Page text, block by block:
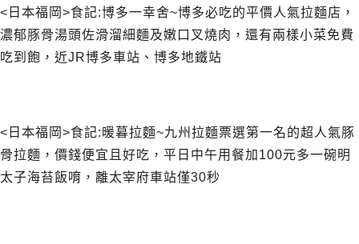
<日本福岡>食記:博多一幸舍~博多必吃的平價人氣拉麵店，
濃郁豚骨湯頭佐滑溜細麵及嫩口叉燒肉，還有兩樣小菜免費
吃到飽，近JR博多車站、博多地鐵站
<日本福岡>食記:暖暮拉麵~九州拉麵票選第一名的超人氣豚
骨拉麵，價錢便宜且好吃，平日中午用餐加100元多一碗明
太子海苔飯唷，離太宰府車站僅30秒